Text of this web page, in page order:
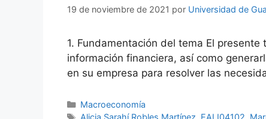
19 de noviembre de 2021 por Universidad de
1. Fundamentación del tema El
información financiera, así como
en su empresa para resolver las
Categorías
Macroeconomía
Etiquetas